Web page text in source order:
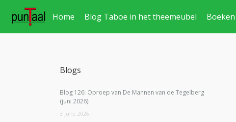
Home Blog Taboe in het theemeubel Boeken
Blogs
Blog 126: Oproep van De Mannen van de Tegelberg
(juni 2026)
3 June, 2026